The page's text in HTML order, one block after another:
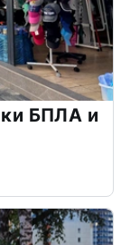
БПЛА и